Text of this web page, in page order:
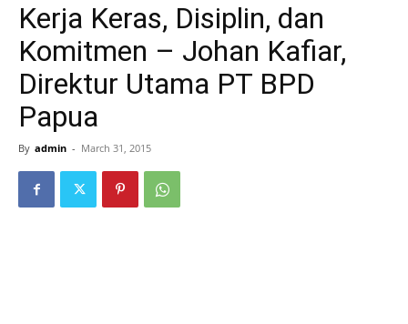
Kerja Keras, Disiplin, dan
Komitmen – Johan Kafiar,
Direktur Utama PT BPD
Papua
By admin - March 31, 2015